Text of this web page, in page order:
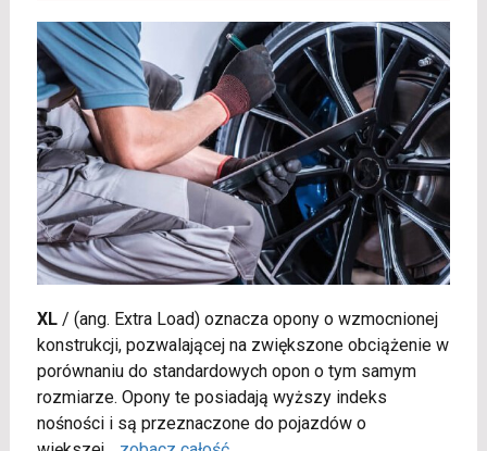
XL/ (ang. Extra Load) oznacza opony o wzmocnionej
konstrukcji, pozwalającej na zwiększone obciążenie w
porównaniu do standardowych opon o tym samym
rozmiarze. Opony te posiadają wyższy indeks
nośności i są przeznaczone do pojazdów o